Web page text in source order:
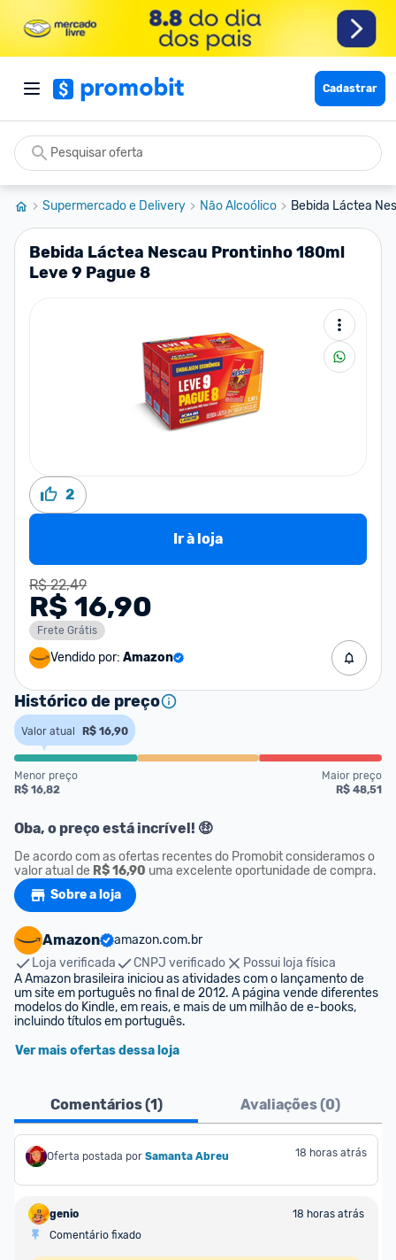
Cadastrar
Supermercado e Delivery Não Alcoólico Bebida Láctea
Bebida Láctea Nescau Prontinho 180ml
Leve 9 Pague 8
2
Ir à loja
R$ 22,49
R$ 16,90
Frete Grátis
Vendido por: Amazon
Histórico de preço
Valor atual R$ 16,90
Menor preço
R$ 16,82
Maior preço
R$ 48,51
Oba, o preço está incrível! 🤑
De acordo com as ofertas recentes do Promobit consideramos o
valor atual de R$ 16,90 uma excelente oportunidade de compra.
Sobre a loja
Amazon
amazon.com.br
Loja verificada
CNPJ verificado
Possui loja física
A Amazon brasileira iniciou as atividades com o lançamento de
um site em português no final de 2012. A página vende diferentes
modelos do Kindle, em reais, e mais de um milhão de e-books,
incluindo títulos em português.
Ver mais ofertas dessa loja
Comentários (1) Avaliações (0)
Oferta postada por Samanta Abreu 18 horas atrás
genio
18 horas atrás
Comentário fixado